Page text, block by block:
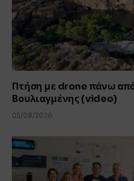
Πτήση με drone πάνω
Βουλιαγμένης (video)
05/08/2026